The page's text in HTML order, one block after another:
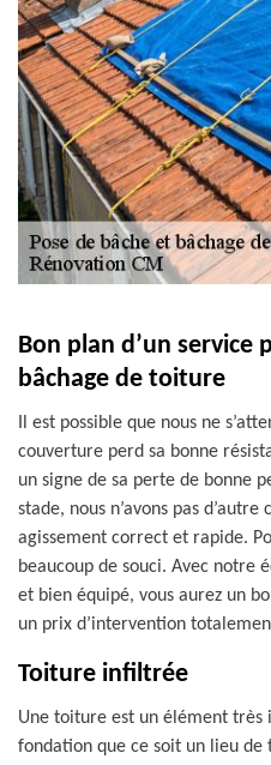
Bon plan d’un service
bâchage de toiture
Il est possible que nous ne
couverture perd sa bonne
un signe de sa perte de bonne
stade, nous n’avons pas
agissement correct et rapide.
beaucoup de souci. Avec notre
et bien équipé, vous aurez un
un prix d’intervention
Toiture infiltrée
Une toiture est un élément très
fondation que ce soit un lieu